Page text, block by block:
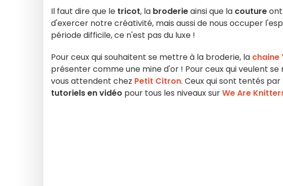
Il faut dire que le tricot, la broderieainsi que la couture
d'exercer notre créativité, mais aussi de nous occuper
période difficile, ce n'est pas du luxe !
Pour ceux qui souhaitent se mettre à la broderie, la chaine
présenter comme une mine d'or ! Pour ceux qui veulent
vous attendent chez Petit Citron. Ceux qui sont tentés
tutoriels en vidéo pour tous les niveaux surWe Are